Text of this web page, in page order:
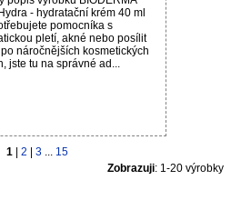
- hydratační krém 40 ml
pomocníka s
pletí, akné nebo posílit
náročnějších kosmetických
jste tu na správné ad...
1 2 3 ... 15
Zobrazuji: 1-20 výrobky